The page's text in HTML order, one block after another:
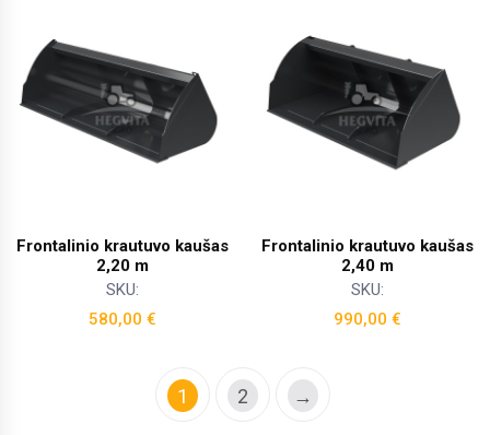
Frontalinio krautuvo kaušas
2,20 m
SKU:
580,00 €
Frontalinio krautuvo kaušas
2,40 m
SKU:
990,00 €
1 2 →